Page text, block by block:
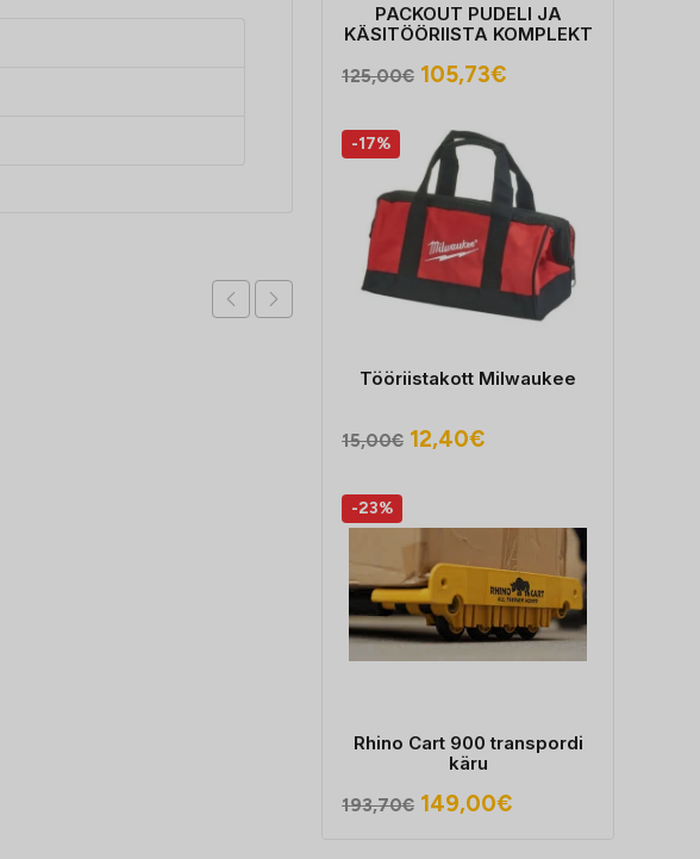
PACKOUT PUDELI JA
KÄSITÖÖRIISTA KOMPLEKT
125,00€ Algne
oli:
125,00€.
105,73€Praegune
105,73€.
-17%
Tööriistakott Milwaukee
15,00€ Algne
15,00€.
12,40€Praegune
12,40€.
-23%
Rhino Cart 900 transpordi
käru
193,70€ Algne
149,00€Praegune